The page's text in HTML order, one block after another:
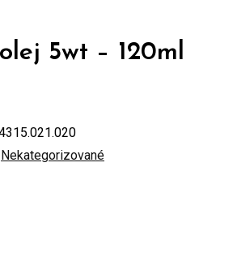
5wt – 120ml
Nekategorizované